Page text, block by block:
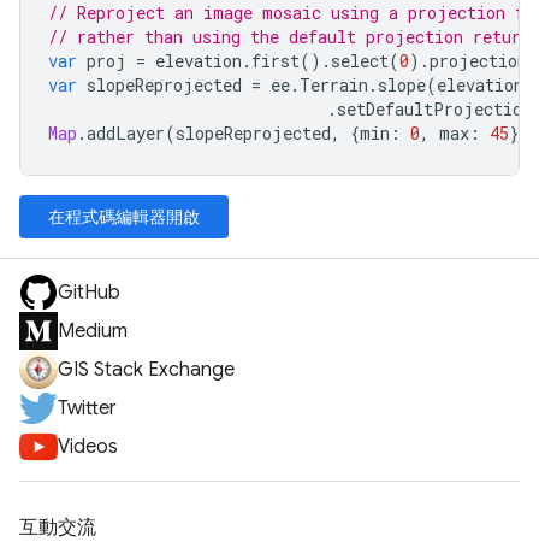
// Reproject an image mosaic using a projection
// rather than using the default projection
var proj = elevation . first(). select(0).projection
var slopeReprojected = ee. Terrain . slope(elevation
. setDefaultProjection
Map .addLayer(slopeReprojected, {min : 0, max : 45},
在程式碼編輯器開啟
GitHub
Medium
GIS Stack Exchange
Twitter
Videos
互動交流